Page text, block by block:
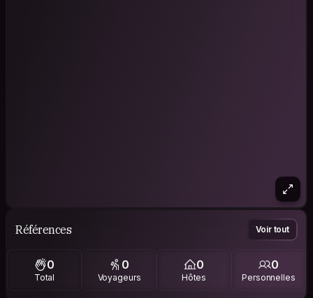
Références Voir tout
0
Total
0
Voyageurs
0
Hôtes
0
Personnelles